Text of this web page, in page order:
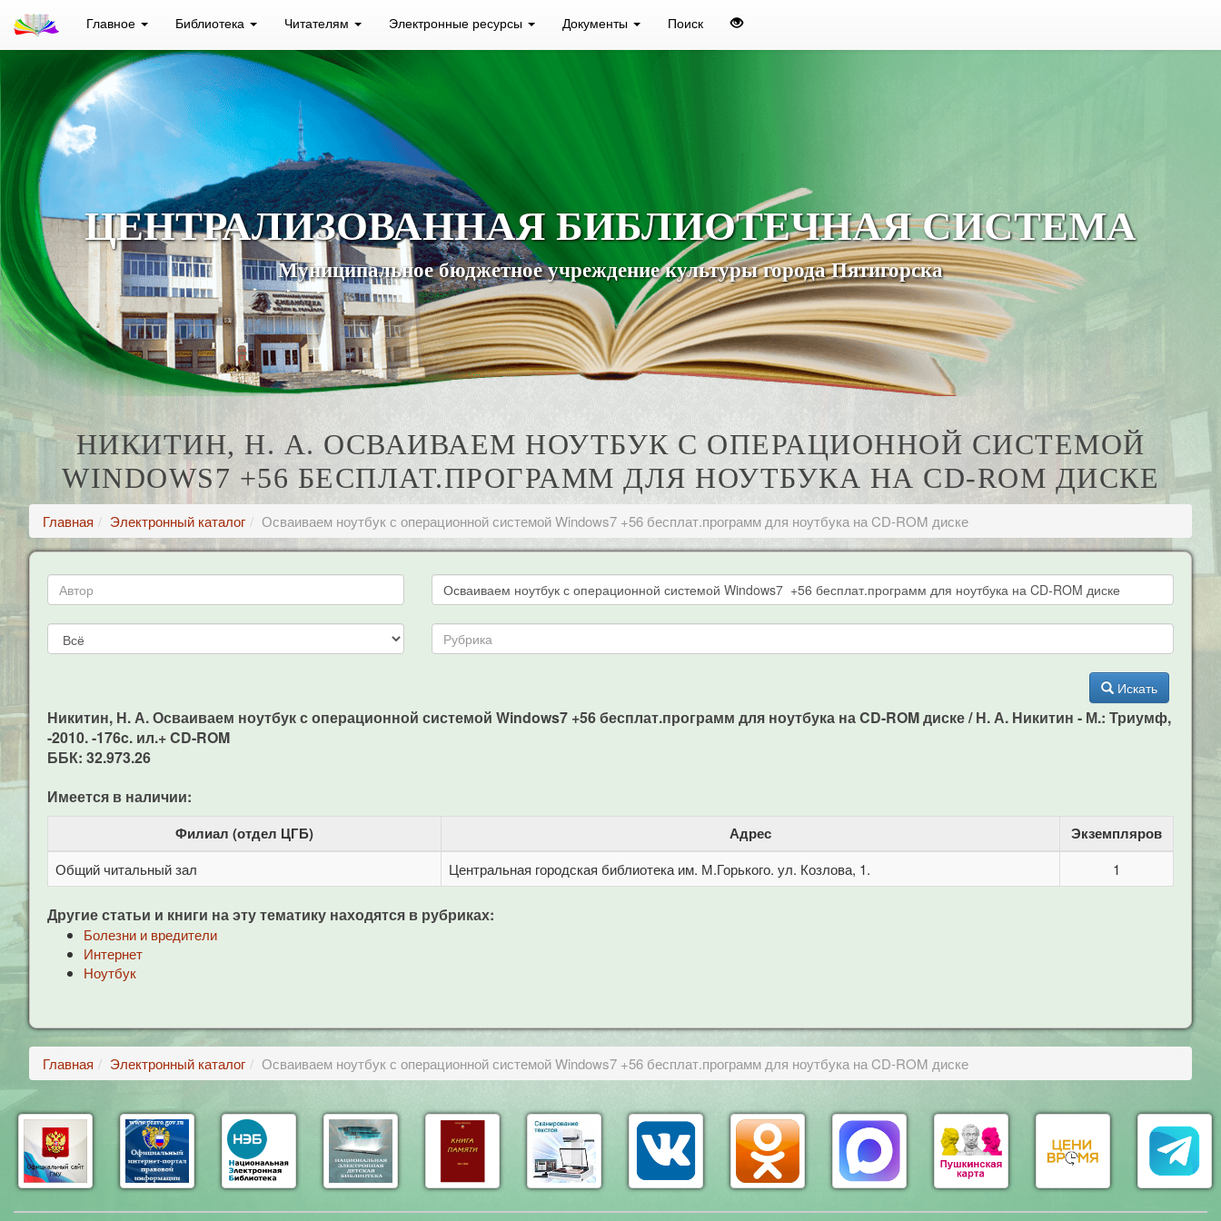
Главное Библиотека Читателям Электронные ресурсы Документы Поиск
ЦЕНТРАЛИЗОВАННАЯ БИБЛИОТЕЧНАЯ СИСТЕМА
Муниципальное бюджетное учреждение культуры города Пятигорска
НИКИТИН, Н. А. ОСВАИВАЕМ НОУТБУК С ОПЕРАЦИОННОЙ СИСТЕМОЙ
WINDOWS7 +56 БЕСПЛАТ.ПРОГРАММ ДЛЯ НОУТБУКА НА CD-ROM ДИСКЕ
Главная Электронный каталог Осваиваем ноутбук с операционной системой Windows7 +56 бесплат.программ для ноутбука на CD-ROM диске
Искать
Никитин, Н. А. Осваиваем ноутбук с операционной системой Windows7 +56 бесплат.программ для ноутбука на CD-ROM диске / Н. А. Никитин - М.: Триумф,
-2010. -176c. ил.+ CD-ROM
ББК: 32.973.26
Имеется в наличии:
Филиал (отдел ЦГБ) Адрес Экземпляров
Общий читальный зал Центральная городская библиотека им. М.Горького. ул. Козлова, 1. 1
Другие статьи и книги на эту тематику находятся в рубриках:
Болезни и вредители
Интернет
Ноутбук
Главная Электронный каталог Осваиваем ноутбук с операционной системой Windows7 +56 бесплат.программ для ноутбука на CD-ROM диске